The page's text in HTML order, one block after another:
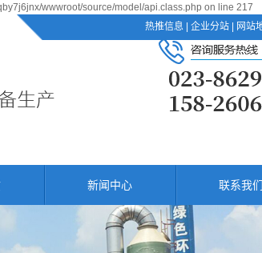
wwwroot/source/model/api.class.php on line 217
热推信息 企业分站 网站
新闻中心 联系我们